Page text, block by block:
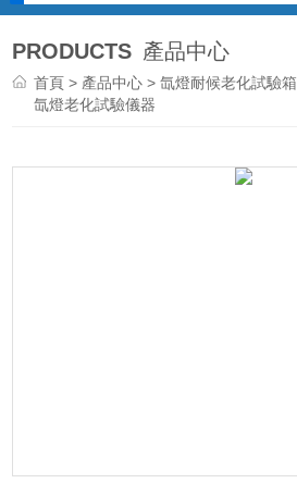
PRODUCTS 產品中心
首頁 > 產品中心 >氙燈耐候老化試驗箱
氙燈老化試驗儀器